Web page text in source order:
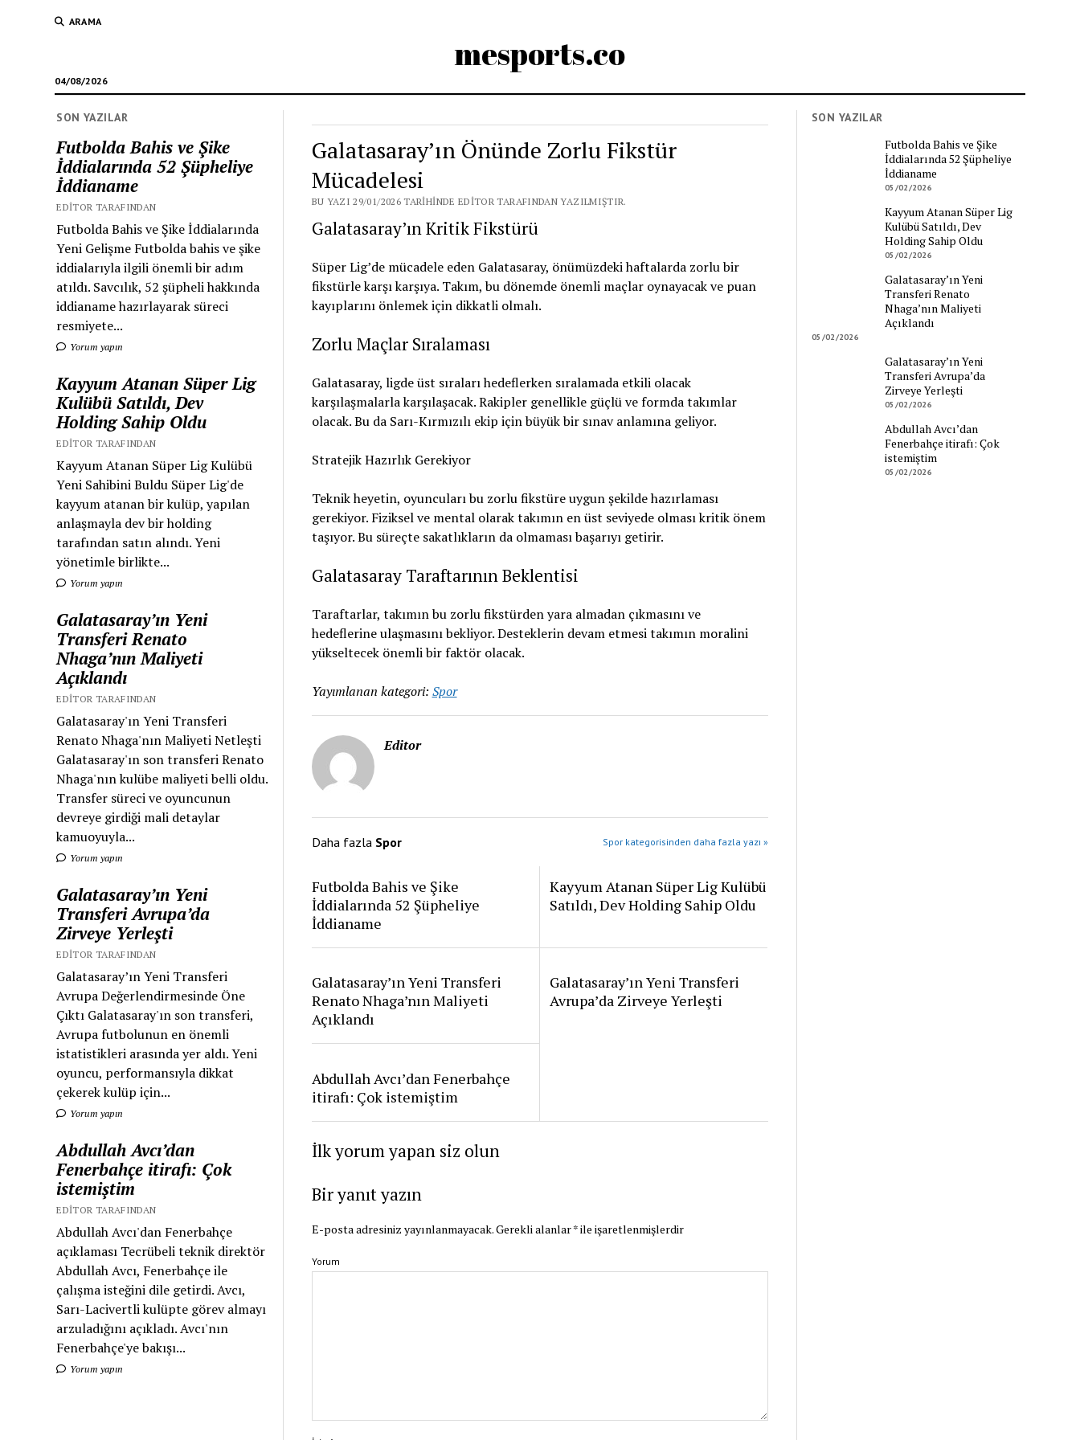
ARAMA
mesports.co
04/08/2026
SON YAZILAR
Futbolda Bahis ve Şike
İddialarında 52 Şüpheliye
İddianame
EDITOR TARAFINDAN
Futbolda Bahis ve Şike İddialarında
Yeni Gelişme Futbolda bahis ve şike
iddialarıyla ilgili önemli bir adım
atıldı. Savcılık, 52 şüpheli hakkında
iddianame hazırlayarak süreci
resmiyete...
Yorum yapın
Kayyum Atanan Süper Lig
Kulübü Satıldı, Dev
Holding Sahip Oldu
EDITOR TARAFINDAN
Kayyum Atanan Süper Lig Kulübü
Yeni Sahibini Buldu Süper Lig'de
kayyum atanan bir kulüp, yapılan
anlaşmayla dev bir holding
tarafından satın alındı. Yeni
yönetimle birlikte...
Yorum yapın
Galatasaray’ın Yeni
Transferi Renato
Nhaga’nın Maliyeti
Açıklandı
EDITOR TARAFINDAN
Galatasaray'ın Yeni Transferi
Renato Nhaga'nın Maliyeti Netleşti
Galatasaray'ın son transferi Renato
Nhaga'nın kulübe maliyeti belli oldu.
Transfer süreci ve oyuncunun
devreye girdiği mali detaylar
kamuoyuyla...
Yorum yapın
Galatasaray’ın Yeni
Transferi Avrupa’da
Zirveye Yerleşti
EDITOR TARAFINDAN
Galatasaray’ın Yeni Transferi
Avrupa Değerlendirmesinde Öne
Çıktı Galatasaray'ın son transferi,
Avrupa futbolunun en önemli
istatistikleri arasında yer aldı. Yeni
oyuncu, performansıyla dikkat
çekerek kulüp için...
Yorum yapın
Abdullah Avcı’dan
Fenerbahçe itirafı: Çok
istemiştim
EDITOR TARAFINDAN
Abdullah Avcı'dan Fenerbahçe
açıklaması Tecrübeli teknik direktör
Abdullah Avcı, Fenerbahçe ile
çalışma isteğini dile getirdi. Avcı,
Sarı-Lacivertli kulüpte görev almayı
arzuladığını açıkladı. Avcı'nın
Fenerbahçe'ye bakışı...
Yorum yapın
Galatasaray’ın Önünde Zorlu Fikstür
Mücadelesi
BU YAZI 29/01/2026 TARIHINDE EDITOR TARAFINDAN YAZILMIŞTIR.
Galatasaray’ın Kritik Fikstürü
Süper Lig’de mücadele eden Galatasaray, önümüzdeki haftalarda zorlu bir
fikstürle karşı karşıya. Takım, bu dönemde önemli maçlar oynayacak ve puan
kayıplarını önlemek için dikkatli olmalı.
Zorlu Maçlar Sıralaması
Galatasaray, ligde üst sıraları hedeflerken sıralamada etkili olacak
karşılaşmalarla karşılaşacak. Rakipler genellikle güçlü ve formda takımlar
olacak. Bu da Sarı-Kırmızılı ekip için büyük bir sınav anlamına geliyor.
Stratejik Hazırlık Gerekiyor
Teknik heyetin, oyuncuları bu zorlu fikstüre uygun şekilde hazırlaması
gerekiyor. Fiziksel ve mental olarak takımın en üst seviyede olması kritik önem
taşıyor. Bu süreçte sakatlıkların da olmaması başarıyı getirir.
Galatasaray Taraftarının Beklentisi
Taraftarlar, takımın bu zorlu fikstürden yara almadan çıkmasını ve
hedeflerine ulaşmasını bekliyor. Desteklerin devam etmesi takımın moralini
yükseltecek önemli bir faktör olacak.
Yayımlanan kategori: Spor
Editor
Daha fazla Spor Spor kategorisinden daha fazla yazı »
Futbolda Bahis ve Şike
İddialarında 52 Şüpheliye
İddianame
Kayyum Atanan Süper Lig Kulübü
Satıldı, Dev Holding Sahip Oldu
Galatasaray’ın Yeni Transferi
Renato Nhaga’nın Maliyeti
Açıklandı
Galatasaray’ın Yeni Transferi
Avrupa’da Zirveye Yerleşti
Abdullah Avcı’dan Fenerbahçe
itirafı: Çok istemiştim
İlk yorum yapan siz olun
Bir yanıt yazın
E-posta adresiniz yayınlanmayacak.Gerekli alanlar*ile işaretlenmişlerdir
Yorum
SON YAZILAR
Futbolda Bahis ve Şike
İddialarında 52 Şüpheliye
İddianame
05/02/2026
Kayyum Atanan Süper Lig
Kulübü Satıldı, Dev
Holding Sahip Oldu
05/02/2026
Galatasaray’ın Yeni
Transferi Renato
Nhaga’nın Maliyeti
Açıklandı
05/02/2026
Galatasaray’ın Yeni
Transferi Avrupa’da
Zirveye Yerleşti
05/02/2026
Abdullah Avcı’dan
Fenerbahçe itirafı: Çok
istemiştim
05/02/2026